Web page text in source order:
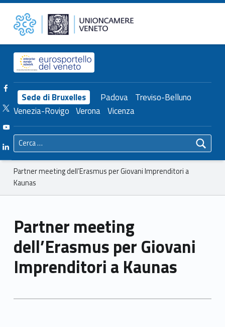
Partner meeting dell’Erasmus per Giovani Imprenditori a Kaunas – Unioncamere del Veneto Unioncamere del Veneto
Header info sidebar
Sede di Bruxelles Padova Treviso-Belluno
Venezia-Rovigo Verona Vicenza
Facebook Unioncamere Veneto
Twitter Unioncamere Veneto
Youtube Unioncamere Veneto
Linkedin Unioncamere Veneto
Ricerca per:
Breadcrumbs navigation
Partner meeting dell’Erasmus per Giovani Imprenditori a
Kaunas
Partner meeting
dell’Erasmus per Giovani
Imprenditori a Kaunas